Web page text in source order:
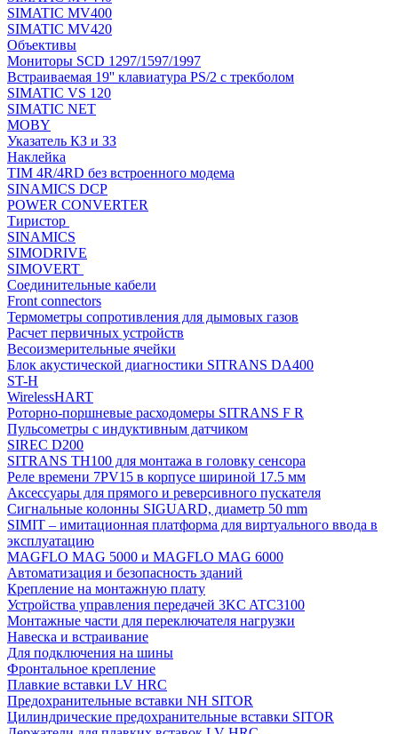
SIMATIC MV400
SIMATIC MV420
Объективы
Мониторы SCD 1297/1597/1997
Встраиваемая 19'' клавиатура PS/2 с трекболом
SIMATIC VS 120
SIMATIC NET
MOBY
Указатель КЗ и ЗЗ
Наклейка
TIM 4R/4RD без встроенного модема
SINAMICS DCP
POWER CONVERTER
Тиристор
SINAMICS
SIMODRIVE
SIMOVERT
Соединительные кабели
Front connectors
Термометры сопротивления для дымовых газов
Расчет первичных устройств
Весоизмерительные ячейки
Блок акустической диагностики SITRANS DA400
ST-H
WirelessHART
Роторно-поршневые расходомеры SITRANS F R
Пульсометры с индуктивным датчиком
SIREC D200
SITRANS TH100 для монтажа в головку сенсора
Реле времени 7PV15 в корпусе шириной 17.5 мм
Аксессуары для прямого и реверсивного пускателя
Сигнальные колонны SIGUARD, диаметр 50 mm
SIMIT – имитационная платформа для виртуального ввода в
эксплуатацию
MAGFLO MAG 5000 и MAGFLO MAG 6000
Автоматизация и безопасность зданий
Крепление на монтажную плату
Устройства управления передачей 3KC ATC3100
Монтажные части для переключателя нагрузки
Навеска и встраивание
Для подключения на шины
Фронтальное крепление
Плавкие вставки LV HRC
Предохранительные вставки NH SITOR
Цилиндрические предохранительные вставки SITOR